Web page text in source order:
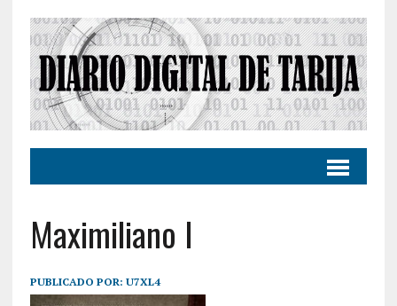
Maximiliano I
PUBLICADO POR: U7XL4